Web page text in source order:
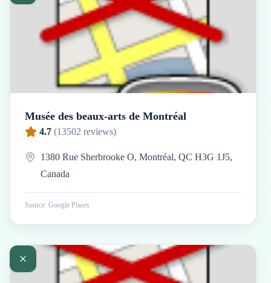
Musée des beaux-arts de Montréal
4.7 (13502 reviews)
1380 Rue Sherbrooke O, Montréal, QC H3G 1J5,
Canada
Source: Google Places